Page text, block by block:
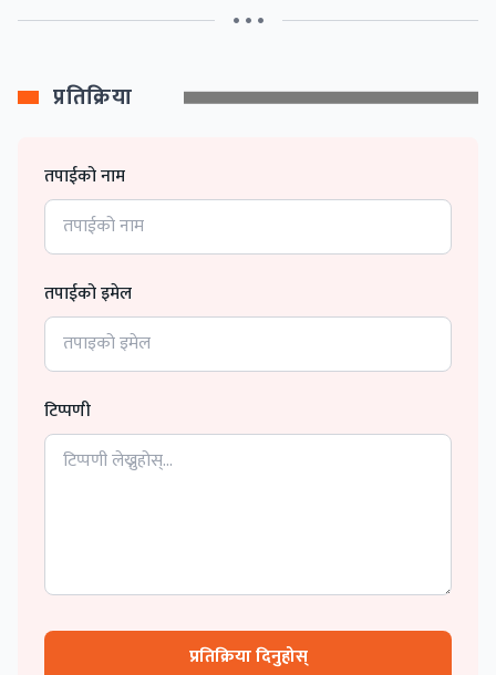
• • •
प्रतिक्रिया
तपाईको नाम
तपाईको इमेल
टिप्पणी
प्रतिक्रिया दिनुहोस्